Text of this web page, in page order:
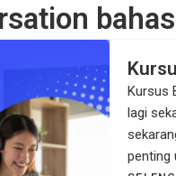
Kursus
lagi
penting